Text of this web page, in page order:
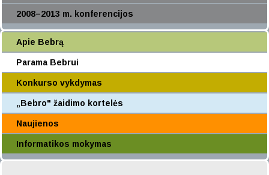
2008–2013 m. konferencijos
Apie Bebrą
Parama Bebrui
Konkurso vykdymas
„Bebro" žaidimo kortelės
Naujienos
Informatikos mokymas